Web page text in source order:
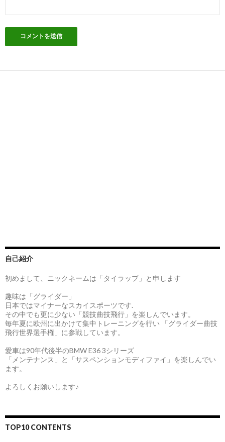
自己紹介
初めまして、ニックネームは「タイラップ」と申します
趣味は「グライダー」
日本ではマイナーなスカイスポーツです.
その中でも更に少ない「競技曲技飛行」を楽しんでいます。
毎年夏に欧州に出かけて集中トレーニングを行い 「グライダー曲技
飛行世界選手権」に参戦しています。
愛車は90年代後半のBMW E36 3シリーズ
「メンテナンス」と「サスペンションモディファイ」を楽しんでい
ます。
よろしくお願いします♪
TOP10 CONTENTS